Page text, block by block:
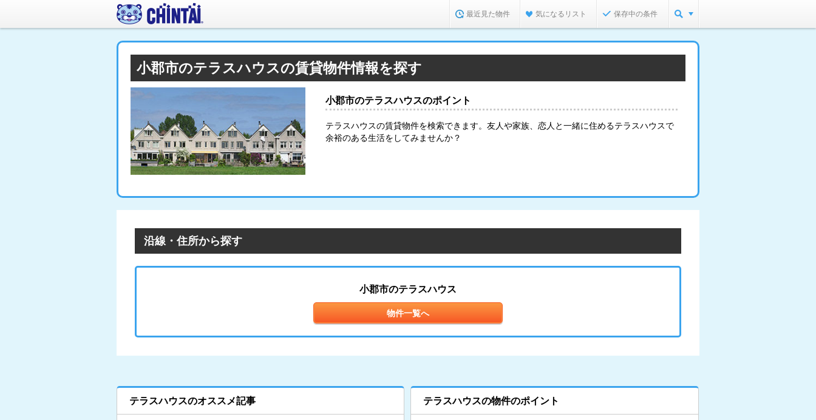
最近見た物件 気になるリスト 保存中の条件
小郡市のテラスハウスの賃貸物件情報を探す
小郡市のテラスハウスのポイント
テラスハウスの賃貸物件を検索できます。友人や家族、恋人と一緒に住めるテラスハウスで
余裕のある生活をしてみませんか？
沿線・住所から探す
小郡市のテラスハウス
物件一覧へ
テラスハウスのオススメ記事 テラスハウスの物件のポイント